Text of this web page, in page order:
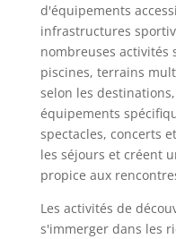
d'équipements
infrastructures
nombreuses activités
piscines, terrains
selon les
équipements
spectacles, concerts
les séjours et créent
propice aux
Les activités de
s'immerger dans les